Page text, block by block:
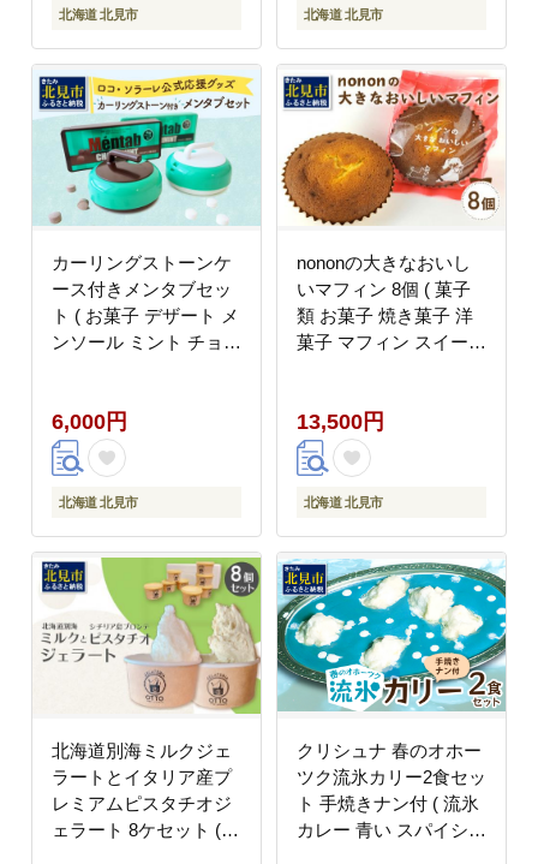
北海道 北見市 北海道 北見市
カーリングストーンケ
ース付きメンタブセッ
ト ( お菓子 デザート メ
ンソール ミント チョコ
カーリング カーリング
ストーン 映え )【007-
0057】
6,000円
北海道 北見市
nononの大きなおいし
いマフィン 8個 ( 菓子
類 お菓子 焼き菓子 洋
菓子 マフィン スイーツ
13,500円
北海道 北見市
北海道別海ミルクジェ
ラートとイタリア産プ
レミアムピスタチオジ
ェラート 8ケセット (
クリシュナ 春のオホー
ツク流氷カリー2食セッ
ト 手焼きナン付 ( 流氷
カレー 青い スパイシー